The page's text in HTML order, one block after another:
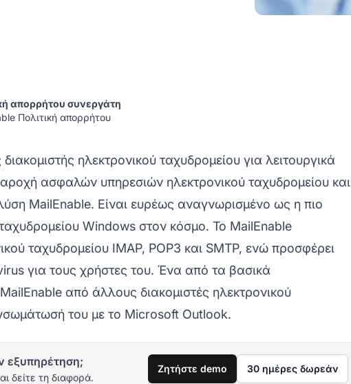
απορρήτου συνεργάτη
Πολιτική απορρήτου
ηλεκτρονικού ταχυδρομείου για λειτουργικά
ασφαλών υπηρεσιών ηλεκτρονικού ταχυδρομείου και
MailEnable. Είναι ευρέως αναγνωρισμένο ως η πιο
Windows στον κόσμο. Το MailEnable
ταχυδρομείου IMAP, POP3 και SMTP, ενώ προσφέρει
για τους χρήστες του. Ένα από τα βασικά
από άλλους διακομιστές ηλεκτρονικού
του με το Microsoft Outlook.
εξυπηρέτηση;
δείτε τη διαφορά.
Ζητήστε demo 30 ημέρες δωρεάν